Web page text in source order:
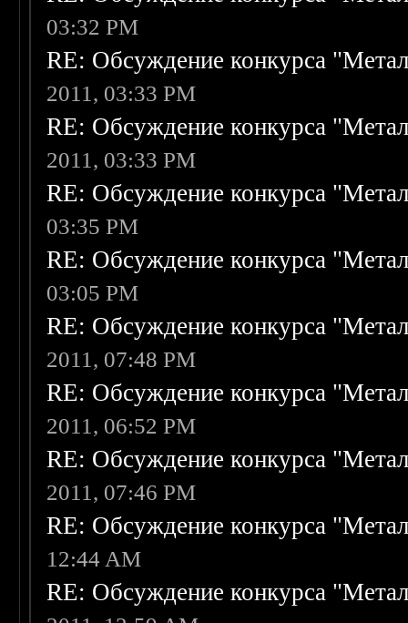
03:32 PM
RE: Обсуждение конкурса
2011, 03:33 PM
RE: Обсуждение конкурса
2011, 03:33 PM
RE: Обсуждение конкурса
03:35 PM
RE: Обсуждение конкурса
03:05 PM
RE: Обсуждение конкурса
2011, 07:48 PM
RE: Обсуждение конкурса
2011, 06:52 PM
RE: Обсуждение конкурса
2011, 07:46 PM
RE: Обсуждение конкурса
12:44 AM
RE: Обсуждение конкурса